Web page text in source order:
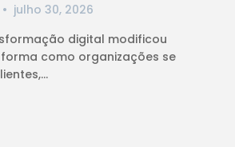
julho 30, 2026
digital modificou
como organizações se